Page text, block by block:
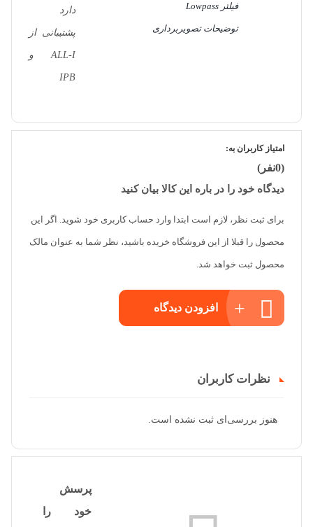
فیلتر Lowpass
دارد
توضیحات تصویربرداری
پشتیبانی از
ALL-I و
IPB
امتیاز کاربران به:
(0نفر)
دیدگاه خود را در باره این کالا بیان کنید
برای ثبت نظر، لازم است ابتدا وارد حساب کاربری خود شوید. اگر این
محصول را قبلا از این فروشگاه خریده باشید، نظر شما به عنوان مالک
محصول ثبت خواهد شد.
افزودن دیدگاه
نظرات کاربران
هنوز بررسی‌ای ثبت نشده است.
پرسش
خود را